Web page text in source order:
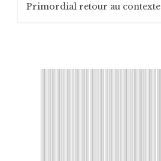
Primordial retour au contexte